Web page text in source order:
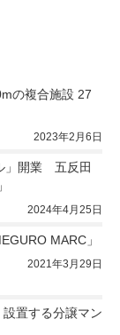
の複合施設 27
2023年2月6日
開業　五反田
2024年4月25日
MARC」
2021年3月29日
置する分譲マン